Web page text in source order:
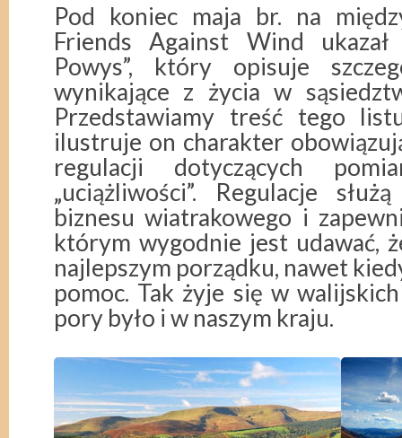
Pod koniec maja br. na
Friends Against Wind
Powys”, który opisuje
wynikające z życia w
Przedstawiamy treść tego
ilustruje on charakter
regulacji dotyczących
„uciążliwości”. Regulacje
biznesu wiatrakowego i
którym wygodnie jest udawać,
najlepszym porządku, nawet
pomoc. Tak żyje się w
pory było i w naszym kraju.